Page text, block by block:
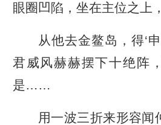
眼圈凹陷，坐在主位之上
从他去金鳌岛，得‘
君威风赫赫摆下十绝阵
是……
用一波三折来形容闻